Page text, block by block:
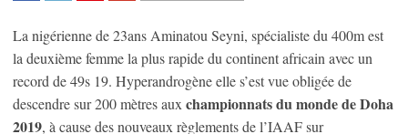
La nigérienne de 23ans Aminatou Seyni, spécialiste du 400m est
la deuxième femme la plus rapide du continent africain avec un
record de 49s 19. Hyperandrogène elle s’est vue obligée de
descendre sur 200 mètres aux championnats du monde de Doha
2019, à cause des nouveaux règlements de l’IAAF sur